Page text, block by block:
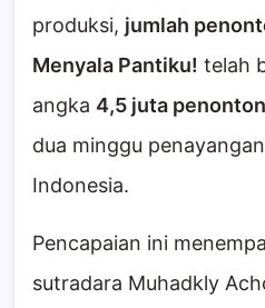
produksi, jumlah
Menyala Pantiku! telah
angka 4,5 juta penonton
dua minggu
Indonesia.
Pencapaian ini
sutradara Muhadkly